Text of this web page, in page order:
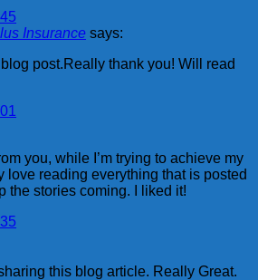
Insurance says:
blog post.Really thank you! Will read
you, while I’m trying to achieve my
love reading everything that is posted
the stories coming. I liked it!
this blog article. Really Great.